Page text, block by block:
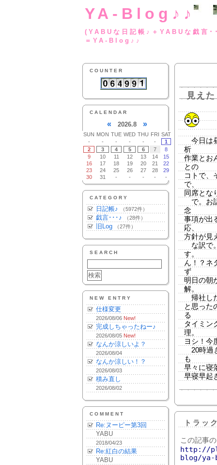
YA-Blog♪♪
(YABUな日記帳♪
＝YA-Blog♪♪
COUNTER
CALENDAR
« 2026.8 »
SUN MON TUE WED THU FRI SAT
-
- - - - -
1
2
3 4 5 6 7
8
9
10 11 12 13 14
15
16
17 18 19 20 21
22
23
24 25 26 27 28
29
30
31 - - - - -
CATEGORY
日記帳♪ （5972件）
戯言･･･♪ （28件）
旧Log （27件）
SEARCH
NEW ENTRY
仕様変更
2026/08/06 New!
完成しちゃったねー♪
2026/08/05 New!
なんか涼しいよ？
2026/08/04
なんか涼しい！？
2026/08/03
積み直し
2026/08/02
COMMENT
Re:ヌーピー第3回
YABU
2018/04/23
Re:紅白の結果
YABU
見え
今日は
析
作業とお
との
コトで、
で、
同席とな
で。お
念
事項が出
応、
方針が見
な訳で
す。
ん！？ネ
ず
明日の朝
解。
帰社し
と思った
る
タイミン
理。
ヨシ！今
20時過
も
早々に寝
早寝早起
トラッ
この記事
http://
blog/ya-